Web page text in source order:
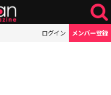
ログイン メンバー登録